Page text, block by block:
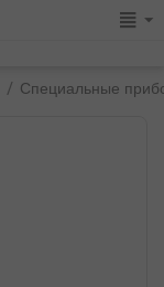
/ Специальные